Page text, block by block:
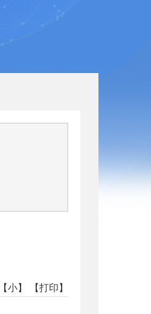
【小】 【打印】